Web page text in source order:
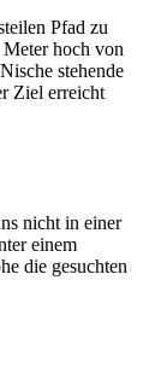
Pfad zu
hoch von
stehende
Ziel erreicht
nicht in einer
einem
die gesuchten